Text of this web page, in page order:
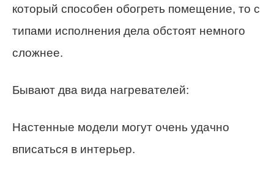
который способен обогреть помещение, то с
типами исполнения дела обстоят немного
сложнее.
Бывают два вида нагревателей:
Настенные модели могут очень удачно
вписаться в интерьер.